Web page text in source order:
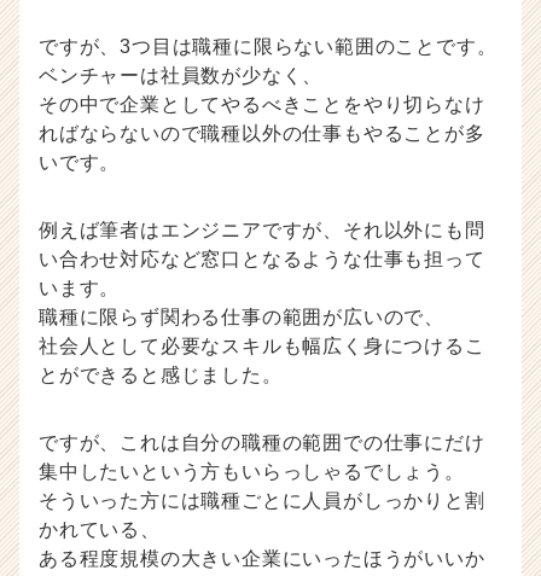
ですが、3つ目は職種に限らない範囲のことです。
ベンチャーは社員数が少なく、
その中で企業としてやるべきことをやり切らなけ
ればならないので職種以外の仕事もやることが多
いです。
例えば筆者はエンジニアですが、それ以外にも問
い合わせ対応など窓口となるような仕事も担って
います。
職種に限らず関わる仕事の範囲が広いので、
社会人として必要なスキルも幅広く身につけるこ
とができると感じました。
ですが、これは自分の職種の範囲での仕事にだけ
集中したいという方もいらっしゃるでしょう。
そういった方には職種ごとに人員がしっかりと割
かれている、
ある程度規模の大きい企業にいったほうがいいか